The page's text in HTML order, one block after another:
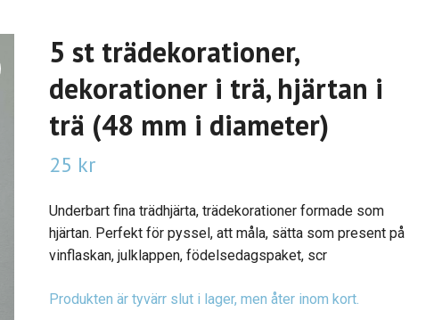
5 st trädekorationer,
dekorationer i trä, hjärtan i
trä (48 mm i diameter)
25 kr
Underbart fina trädhjärta, trädekorationer formade som
hjärtan. Perfekt för pyssel, att måla, sätta som present på
vinflaskan, julklappen, födelsedagspaket, scr
Produkten är tyvärr slut i lager, men åter inom kort.